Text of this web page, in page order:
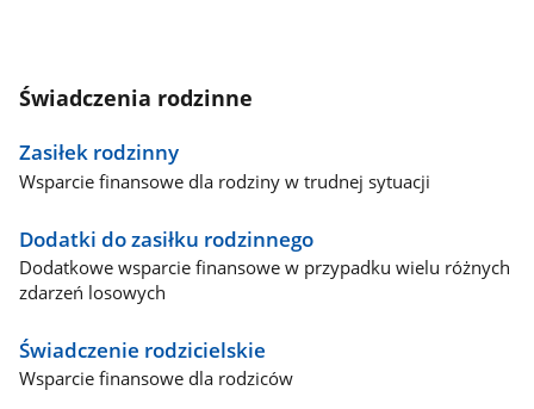
Świadczenia rodzinne
Zasiłek rodzinny
Wsparcie finansowe dla rodziny w trudnej sytuacji
Dodatki do zasiłku rodzinnego
Dodatkowe wsparcie finansowe w przypadku wielu różnych
zdarzeń losowych
Świadczenie rodzicielskie
Wsparcie finansowe dla rodziców